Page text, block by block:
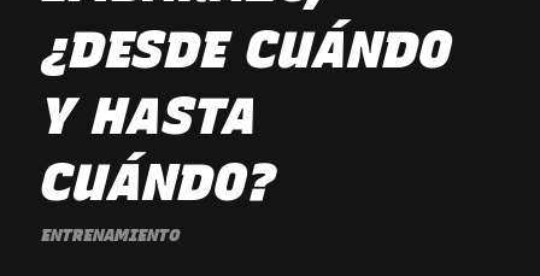
¿DESDE CUÁNDO
Y HASTA
CUÁNDO?
ENTRENAMIENTO